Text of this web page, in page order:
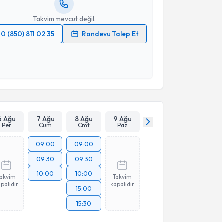
Takvim mevcut değil.
0 (850) 811 02 35
Randevu Talep Et
Takvim Talebini Gönder
Ağu
Per
7 Ağu
Cum
8 Ağu
Cmt
9 Ağu
Paz
09:00
09:30
10:00
09:00
09:30
10:00
15:00
15:30
Takvim
kapalıdır